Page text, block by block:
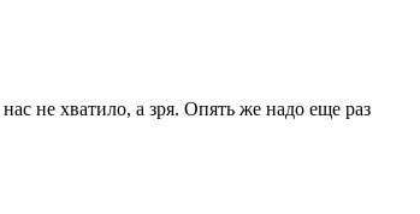
не хватило, а зря. Опять же надо еще раз